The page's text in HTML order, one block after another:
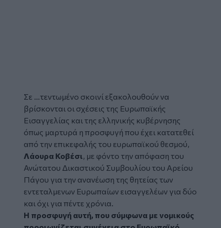
Σε …τεντωμένο σκοινί εξακολουθούν να
βρίσκονται οι σχέσεις της Ευρωπαϊκής
Εισαγγελίας και της ελληνικής κυβέρνησης
όπως μαρτυρά η προσφυγή που έχει κατατεθεί
από την επικεφαλής του ευρωπαϊκού θεσμού,
Λάουρα Κοβέσι, με φόντο την απόφαση του
Ανώτατου Δικαστικού Συμβουλίου του Αρείου
Πάγου για την ανανέωση της θητείας των
εντεταλμενων Ευρωπαίων εισαγγελέων για δύο
και όχι για πέντε χρόνια.
Η προσφυγή αυτή, που σύμφωνα με νομικούς